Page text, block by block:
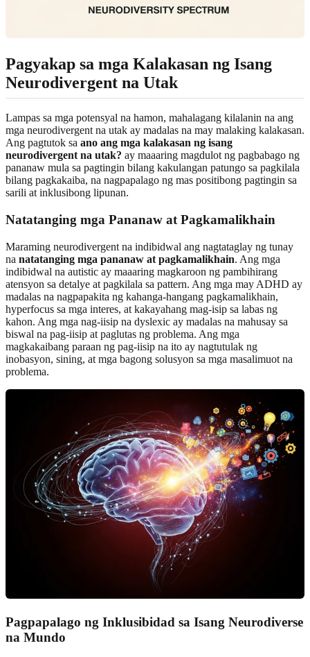
Pagyakap sa mga Kalakasan ng Isang
Neurodivergent na Utak
Lampas sa mga potensyal na hamon, mahalagang kilalanin na ang
mga neurodivergent na utak ay madalas na may malaking kalakasan.
Ang pagtutok sa ano ang mga kalakasan ng isang
neurodivergent na utak? ay maaaring magdulot ng pagbabago ng
pananaw mula sa pagtingin bilang kakulangan patungo sa pagkilala
bilang pagkakaiba, na nagpapalago ng mas positibong pagtingin sa
sarili at inklusibong lipunan.
Natatanging mga Pananaw at Pagkamalikhain
Maraming neurodivergent na indibidwal ang nagtataglay ng tunay
na natatanging mga pananaw at pagkamalikhain. Ang mga
indibidwal na autistic ay maaaring magkaroon ng pambihirang
atensyon sa detalye at pagkilala sa pattern. Ang mga may ADHD ay
madalas na nagpapakita ng kahanga-hangang pagkamalikhain,
hyperfocus sa mga interes, at kakayahang mag-isip sa labas ng
kahon. Ang mga nag-iisip na dyslexic ay madalas na mahusay sa
biswal na pag-iisip at paglutas ng problema. Ang mga
magkakaibang paraan ng pag-iisip na ito ay nagtutulak ng
inobasyon, sining, at mga bagong solusyon sa mga masalimuot na
problema.
Pagpapalago ng Inklusibidad sa Isang Neurodiverse
na Mundo